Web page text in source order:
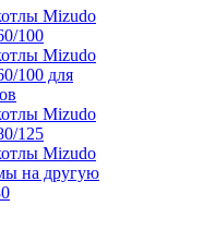
100
100 для
125
на другую